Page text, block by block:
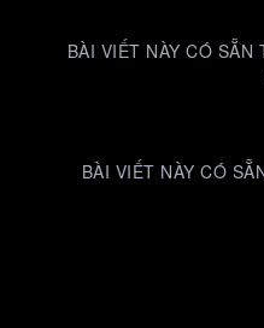
BÀI VIẾT NÀY CÓ
BÀI VIẾT NÀY CÓ